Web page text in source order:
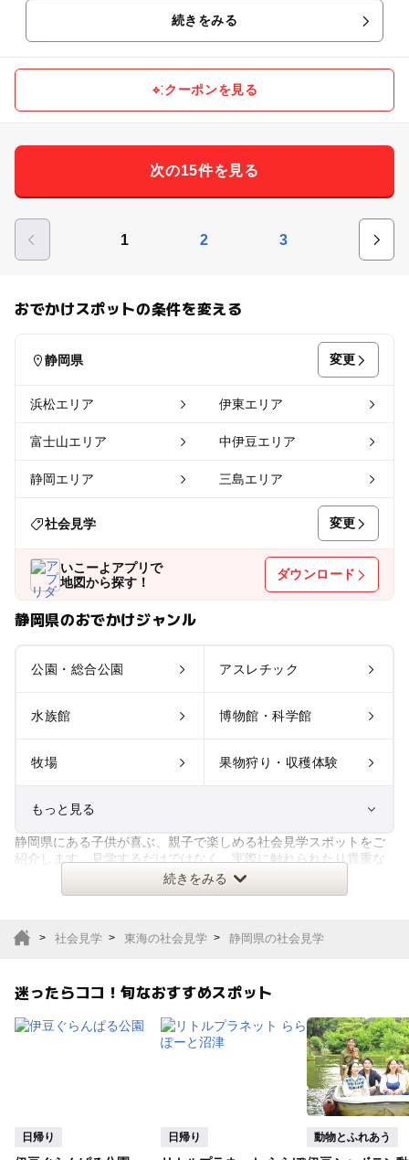
続きをみる
クーポンを見る
次の15件を見る
1 2 3
おでかけスポットの条件を変える
静岡県 変更
浜松エリア 伊東エリア
富士山エリア 中伊豆エリア
静岡エリア 三島エリア
社会見学 変更
いこーよアプリで
地図から探す！
ダウンロード
静岡県のおでかけジャンル
公園・総合公園 アスレチック
水族館 博物館・科学館
牧場 果物狩り・収穫体験
もっと見る
室内遊び場 遊園地
サファリパーク
植物園・フラワーパー
静岡県にある子供が喜ぶ、親子で楽しめる社会見学スポットをご
紹介します。見学するだけではなく、実際に触れられたり貴重な
体験ができたり、楽しみながら続きをみる
社会見学 東海の社会見学 静岡県の社会見学
迷ったらココ！旬なおすすめスポット
日帰り 日帰り 動物とふれあう